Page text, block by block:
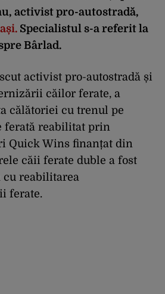
activist pro-autostradă,
Specialistul s-a referit la
Bârlad.
activist pro-autostradă și
căilor ferate, a
călătoriei cu trenul pe
ferată reabilitat prin
Quick Wins finanțat din
căii ferate duble a fost
cu reabilitarea
ferate.